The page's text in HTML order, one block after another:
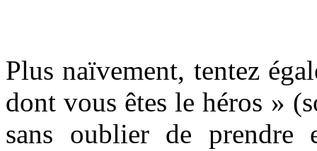
Plus naïvement, tentez
dont vous êtes le héros »
sans oublier de prendre